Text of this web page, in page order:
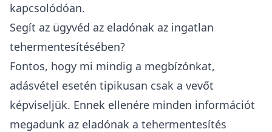
kapcsolódóan.
Segít az ügyvéd az eladónak az ingatlan
tehermentesítésében?
Fontos, hogy mi mindig a megbízónkat,
adásvétel esetén tipikusan csak a vevőt
képviseljük. Ennek ellenére minden információt
megadunk az eladónak a tehermentesítés